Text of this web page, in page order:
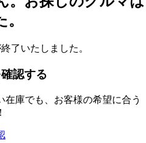
了いたしました。
認する
在庫でも、お客様の希望に合う